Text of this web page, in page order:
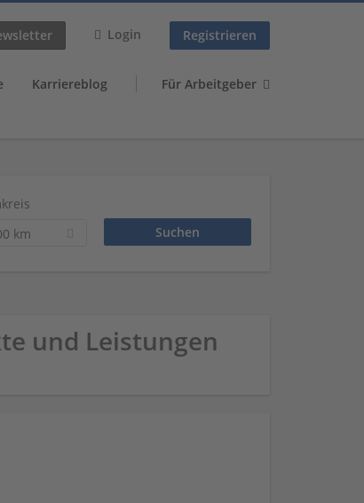
Login Registrieren
Karriereblog Für Arbeitgeber
km
und Leistungen